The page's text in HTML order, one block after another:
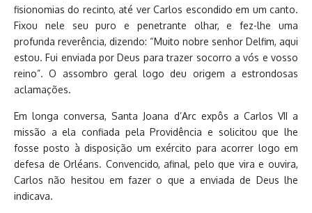
fisionomias do recinto, até ver Carlos escondido em um canto.
Fixou nele seu puro e penetrante olhar, e fez-lhe uma
profunda reverência, dizendo: “Muito nobre senhor Delfim, aqui
estou. Fui enviada por Deus para trazer socorro a vós e vosso
reino”. O assombro geral logo deu origem a estrondosas
aclamações.
Em longa conversa, Santa Joana d’Arc expôs a Carlos VII a
missão a ela confiada pela Providência e solicitou que lhe
fosse posto à disposição um exército para acorrer logo em
defesa de Orléans. Convencido, afinal, pelo que vira e ouvira,
Carlos não hesitou em fazer o que a enviada de Deus lhe
indicava.